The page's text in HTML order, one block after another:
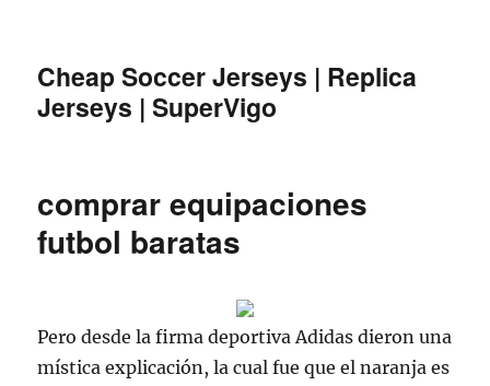
Cheap Soccer Jerseys | Replica
Jerseys | SuperVigo
comprar equipaciones
futbol baratas
Pero desde la firma deportiva Adidas dieron una
mística explicación, la cual fue que el naranja es